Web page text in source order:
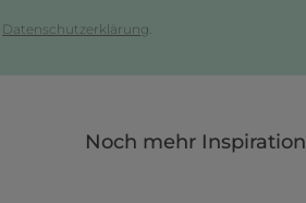
Datenschutzerklärung.
Noch mehr Inspiration